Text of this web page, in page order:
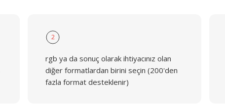
2
rgb ya da sonuç olarak ihtiyacınız olan
diğer formatlardan birini seçin (200'den
fazla format desteklenir)